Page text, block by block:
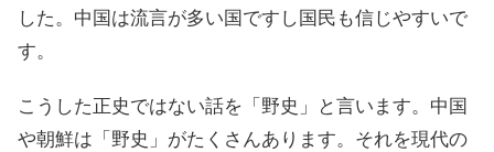
した。中国は流言が多い国ですし国民も信じやすいで
す。
こうした正史ではない話を「野史」と言います。中国
や朝鮮は「野史」がたくさんあります。それを現代の